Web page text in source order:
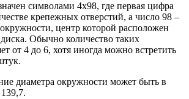
символами 4х98, где первая цифра
крепежных отверстий, а число 98 –
центр которой расположен
Обычно количество таких
от 4 до 6, хотя иногда можно встретить
диаметра окружности может быть в